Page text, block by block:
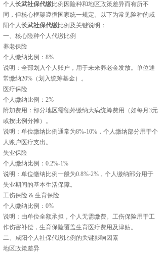
个人长武社保代缴比例因险种和地区政策差异而有所不
同，但核心框架遵循国家统一规定。以下为常见险种的咸
阳个人长武社保代缴比例及关键说明：
一、核心险种个人代缴比例‌
‌养老保险‌
‌个人缴纳比例‌：8%
‌说明‌：全部划入个人账户，用于未来养老金发放。单位通
常缴纳20%（划入统筹基金）。
‌医疗保险‌
‌个人缴纳比例‌：2%
‌附加费用‌：部分地区需额外缴纳大病统筹费用（如每月3元
或按比例分摊）。
‌说明‌：单位缴纳比例通常为8%-10%，个人缴纳部分用于个
人账户医疗支出。
‌失业保险‌
‌个人缴纳比例‌：0.2%-1%
‌说明‌：单位缴纳比例一般为0.8%-2%，个人缴纳部分用于
失业期间的基本生活保障。
‌工伤保险 & 生育保险‌
‌个人缴纳比例‌：0%
‌说明‌：由单位全额承担，个人无需缴费。工伤保险用于工
作伤害补偿，生育保险覆盖生育医疗费用及津贴。
‌二、咸阳个人社保代缴比例的关键影响因素‌
‌地区政策差异‌